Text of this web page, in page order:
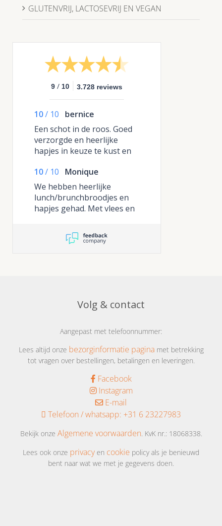
GLUTENVRIJ, LACTOSEVRIJ EN VEGAN
9 / 10 3.728 reviews
10/ 10
bernice
Een schot in de roos. Goed
verzorgde en heerlijke
hapjes in keuze te kust en
feestgangers hebben er
van genoten. De
feestgangers hebben zeer
positief gereageerd. Voor
herhaling vatbaar. De
dit uitgebreide buffet
10/ 10
Monique
We hebben heerlijke
lunch/brunchbroodjes en
hapjes gehad. Met vlees en
overheerlijk! Het wordt
mooi op schalen
Volg & contact
Aangepast met telefoonnummer:
Lees altijd onze bezorginformatie paginamet betrekking
tot vragen over bestellingen, betalingen en leveringen.
Facebook
Instagram
E-mail
Telefoon / whatsapp: +31 6 23227983
Bekijk onze Algemene voorwaarden . KvK nr.: 18068338.
Lees ook onze privacyen cookie policy als je benieuwd
bent naar wat we met je gegevens doen.